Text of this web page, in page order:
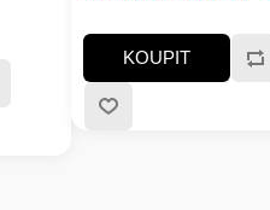
KOUPIT